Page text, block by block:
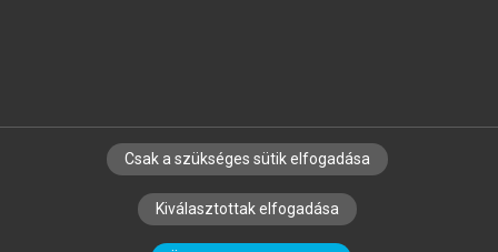
SZERZŐKNEK CÉGEKNEK KÖNYVTÁROSOKNAK
SZERKESZTÉSI ÉS LEKTORÁLÁSI ALAPELVEK
Csak a szükséges sütik elfogadása
Kiválasztottak elfogadása